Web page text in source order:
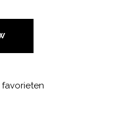
favorieten